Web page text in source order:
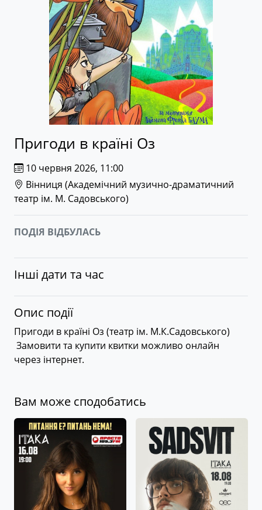
Пригоди в країні Оз
10 червня 2026, 11:00
Вінниця (Академічний музично-драматичний
театр ім. М. Садовського)
ПОДІЯ ВІДБУЛАСЬ
Інші дати та час
Опис події
Пригоди в країні Оз (театр ім. М.К.Садовського)
Замовити та купити квитки можливо онлайн
через інтернет.
Вам може сподобатись